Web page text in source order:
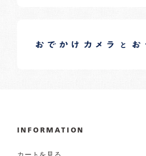
日常の様子など随時更新中です。
INFORMATION